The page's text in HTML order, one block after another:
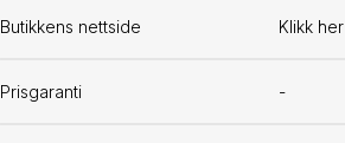
Butikkens nettside Klikk her
Prisgaranti -